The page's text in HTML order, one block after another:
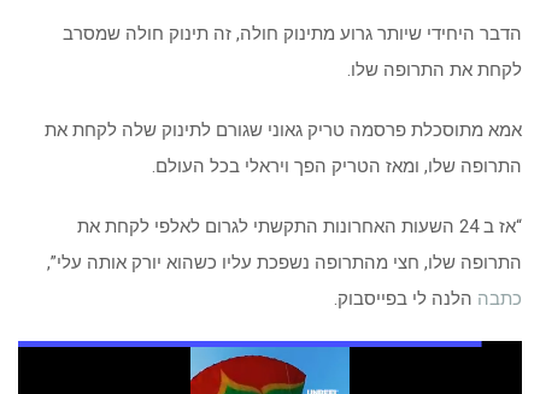
הדבר היחידי שיותר גרוע מתינוק חולה, זה תינוק חולה שמסרב
לקחת את התרופה שלו.
אמא מתוסכלת פרסמה טריק גאוני שגורם לתינוק שלה לקחת את
התרופה שלו, ומאז הטריק הפך ויראלי בכל העולם.
“אז ב 24 השעות האחרונות התקשתי לגרום לאלפי לקחת את
התרופה שלו, חצי מהתרופה נשפכת עליו כשהוא יורק אותה עלי”,
כתבה הלנה לי בפייסבוק.